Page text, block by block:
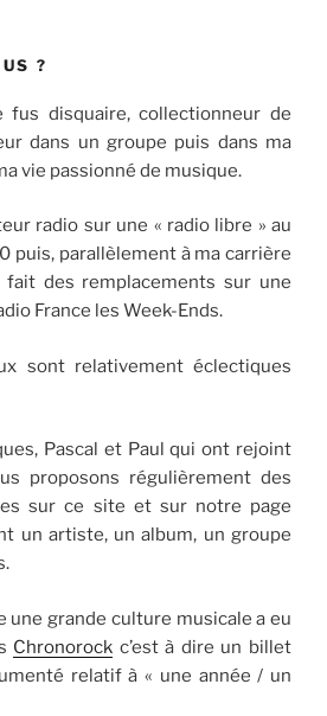
?
disquaire, collectionneur de
dans un groupe puis dans ma
vie passionné de musique.
radio sur une « radio libre » au
puis, parallèlement à ma carrière
fait des remplacements sur une
France les Week-Ends.
sont relativement éclectiques
Pascal et Paul qui ont rejoint
proposons régulièrement des
sur ce site et sur notre page
un artiste, un album, un groupe
une grande culture musicale a eu
Chronorock c’est à dire un billet
relatif à « une année / un